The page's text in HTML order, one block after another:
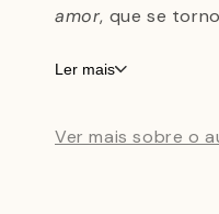
amor, que se
Ler mais
Ver mais sobre o